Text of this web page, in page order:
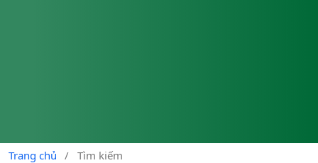
Trang chủ / Tìm kiếm